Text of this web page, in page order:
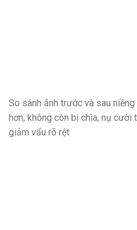
So sánh ảnh trước và sau
hơn, không còn bị chìa, nụ
giảm vẩu rõ rệt